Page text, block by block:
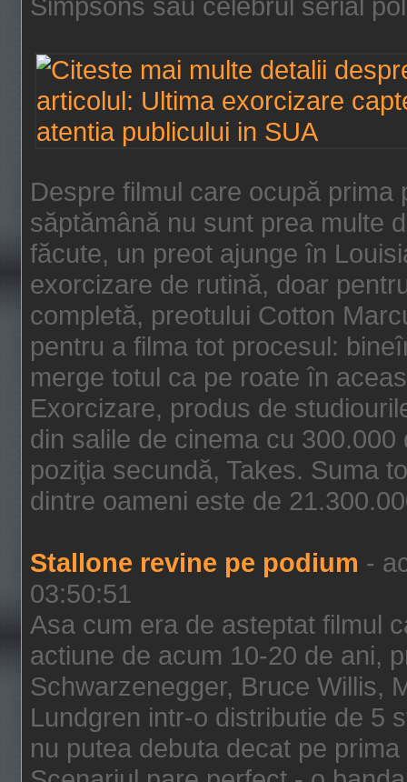
Despre filmul care ocupă
săptămână nu sunt prea multe
făcute, un preot ajunge în
exorcizare de rutină, doar
completă, preotului Cotton
pentru a filma tot procesul:
merge totul ca pe roate în
Exorcizare, produs de
din salile de cinema cu
poziţia secundă, Takes. Suma
dintre oameni este de
Stallone revine pe podium -
03:50:51
Asa cum era de asteptat filmul
actiune de acum 10-20 de ani,
Schwarzenegger, Bruce Willis,
Lundgren intr-o distributie de 5
nu putea debuta decat pe